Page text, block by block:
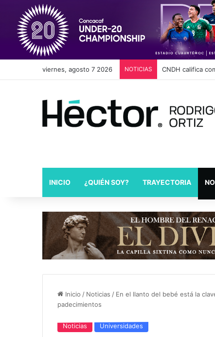
viernes, agosto 7 2026 NOTICIAS Cambios en
INICIO ¿QUIÉN SOY? TRAYECTORIA
Inicio / Noticias / En el llanto del bebé está la
padecimientos
Noticias Universidades